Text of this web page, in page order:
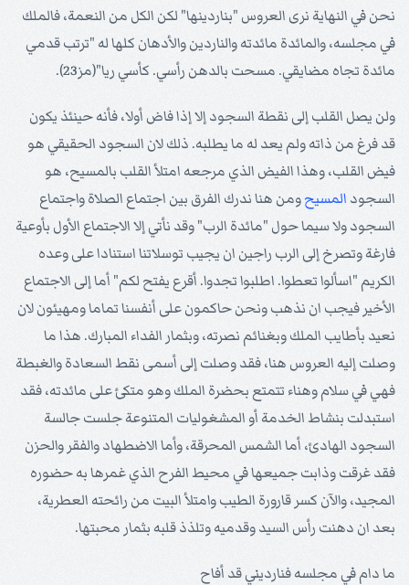
نحن في النهاية نرى العروس "بناردينها" لكن الكل من النعمة، فالملك
في مجلسه، والمائدة مائدته والناردين والأدهان كلها له "ترتب قدمي
مائدة تجاه مضايقي. مسحت بالدهن رأسي. كأسي ريا"(مز23).
ولن يصل القلب إلى نقطة السجود إلا إذا فاض أولا، فأنه حينئذ يكون
قد فرغ من ذاته ولم يعد له ما يطلبه. ذلك لان السجود الحقيقي هو
فيض القلب، وهذا الفيض الذي مرجعه امتلأ القلب بالمسيح، هو
السجود المسيحومن هنا ندرك الفرق بين اجتماع الصلاة واجتماع
السجود ولا سيما حول "مائدة الرب" وقد نأتي إلا الاجتماع الأول بأوعية
فارغة وتصرخ إلى الرب راجين ان يجيب توسلاتنا استنادا على وعده
الكريم "اسألوا تعطوا. اطلبوا تجدوا. أقرع يفتح لكم" أما إلى الاجتماع
الأخير فيجب ان نذهب ونحن حاكمون على أنفسنا تماما ومهيئون لان
نعيد بأطايب الملك وبغنائم نصرته، وبثمار الفداء المبارك. هذا ما
وصلت إليه العروس هنا، فقد وصلت إلى أسمى نقط السعادة والغبطة
فهي في سلام وهناء تتمتع بحضرة الملك وهو متكئ على مائدته، فقد
استبدلت بنشاط الخدمة أو المشغوليات المتنوعة جلست جالسة
السجود الهادئ، أما الشمس المحرقة، وأما الاضطهاد والفقر والحزن
فقد غرقت وذابت جميعها في محيط الفرح الذي غمرها به حضوره
المجيد، والآن كسر قارورة الطيب وامتلأ البيت من رائحته العطرية،
بعد ان دهنت رأس السيد وقدميه وتلذذ قلبه بثمار محبتها.
ما دام في مجلسه فنارديني قد أفاح